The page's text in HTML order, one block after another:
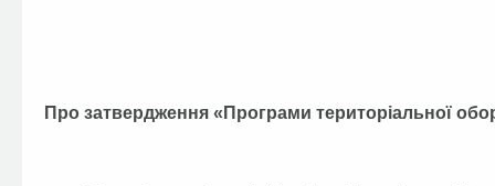
Про затвердження «Програми територіальної